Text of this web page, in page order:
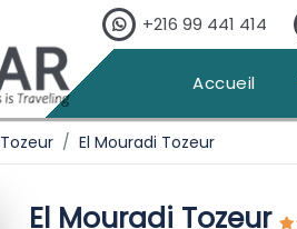
+216 99 441 414
Accueil
Tozeur El Mouradi Tozeur
El Mouradi Tozeur